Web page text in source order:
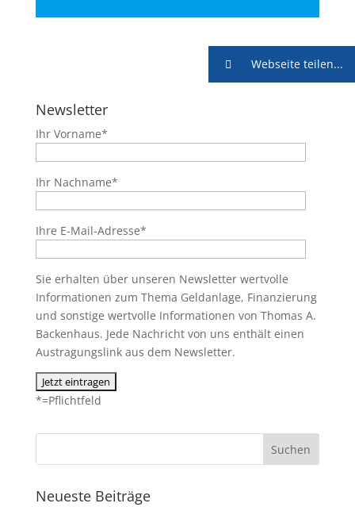
Newsletter
Ihr Vorname*
Ihr Nachname*
Ihre E-Mail-Adresse*
Sie erhalten über unseren Newsletter wertvolle
Informationen zum Thema Geldanlage, Finanzierung
und sonstige wertvolle Informationen von Thomas A.
Backenhaus. Jede Nachricht von uns enthält einen
Austragungslink aus dem Newsletter.
*=Pflichtfeld
Neueste Beiträge
Webseite teilen...